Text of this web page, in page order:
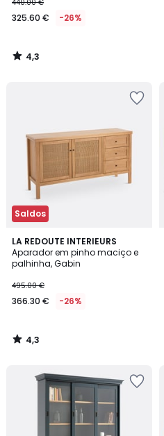
440.00 €
325.60 € -26%
4,3
/
Saldos
LA REDOUTE INTERIEURS
Aparador em pinho maciço e
palhinha, Gabin
495.00 €
366.30 € -26%
4,3
/ 5
4,3
/